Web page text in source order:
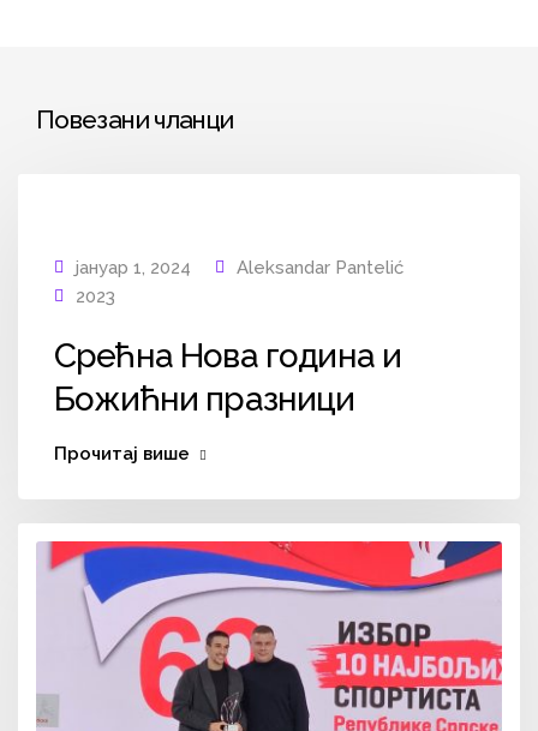
Повезани чланци
јануар 1, 2024
Aleksandar Pantelić
2023
Срећна Нова година и
Божићни празници
Прочитај више